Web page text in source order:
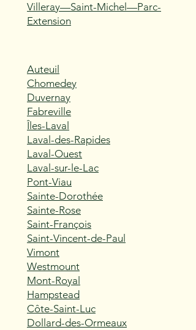
Villeray—Saint-Michel—Parc-
Extension
Auteuil
Chomedey
Duvernay
Fabreville
Îles-Laval
Laval-des-Rapides
Laval-Ouest
Laval-sur-le-Lac
Pont-Viau
Sainte-Dorothée
Sainte-Rose
Saint-François
Saint-Vincent-de-Paul
Vimont
Westmount
Mont-Royal
Hampstead
Côte-Saint-Luc
Dollard-des-Ormeaux